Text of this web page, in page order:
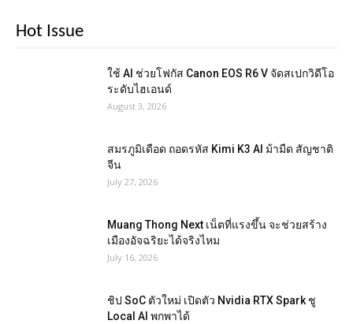
Hot Issue
ใช้ AI ช่วยโฟกัส Canon EOS R6 V จัดสเปกวิดีโอ
ระดับไฮเอนด์
August 3, 2026
สมรภูมิเดือด ถอดรหัส Kimi K3 AI ม้ามืด สัญชาติ
จีน
July 27, 2026
Muang Thong Next เน็ตที่แรงขึ้น จะช่วยสร้าง
เมืองอัจฉริยะได้จริงไหม
July 16, 2026
ชิป SoC ตัวใหม่ เปิดตัว Nvidia RTX Spark ชู
Local AI พกพาได้